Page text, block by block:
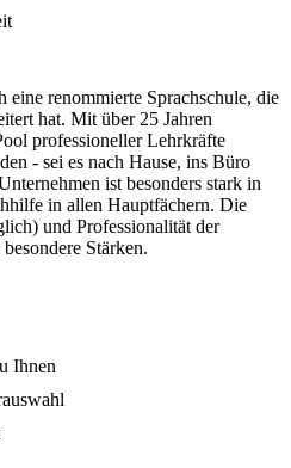
eine renommierte Sprachschule, die
hat. Mit über 25 Jahren
professioneller Lehrkräfte
- sei es nach Hause, ins Büro
ist besonders stark in
in allen Hauptfächern. Die
und Professionalität der
Stärken.
Ihnen